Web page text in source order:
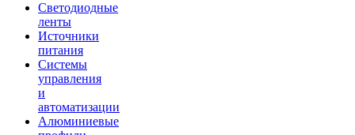
Светодиодные
ленты
Источники
питания
Системы
управления
и
автоматизации
Алюминиевые